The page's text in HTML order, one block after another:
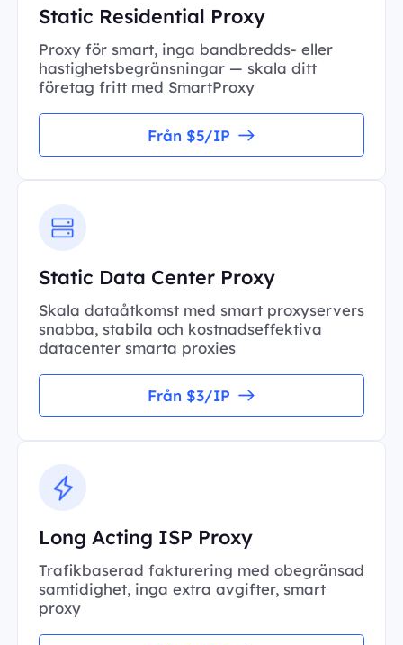
Static Residential Proxy
Proxy för smart, inga bandbredds- eller
hastighetsbegränsningar — skala ditt
företag fritt med SmartProxy
Från $5/IP
Static Data Center Proxy
Skala dataåtkomst med smart proxyservers
snabba, stabila och kostnadseffektiva
datacenter smarta proxies
Från $3/IP
Long Acting ISP Proxy
Trafikbaserad fakturering med obegränsad
samtidighet, inga extra avgifter, smart
proxy